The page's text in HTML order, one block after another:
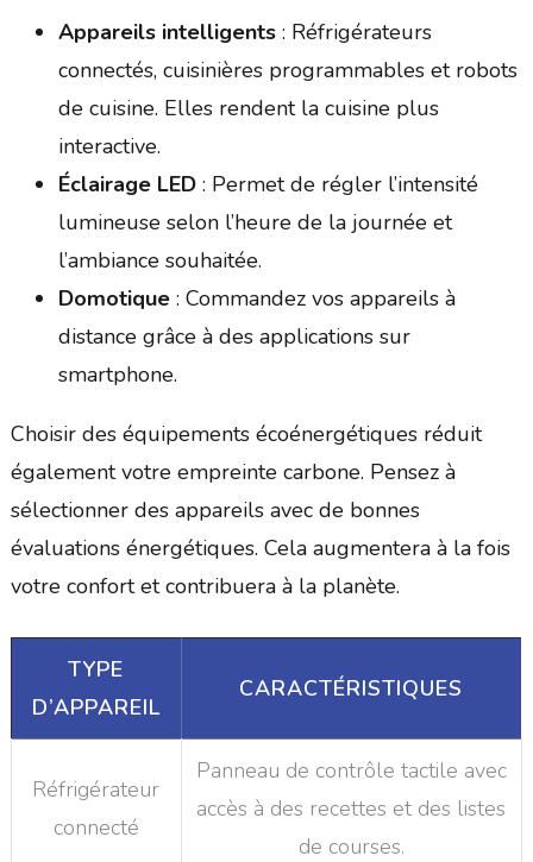
Appareils intelligents: Réfrigérateurs
connectés, cuisinières programmables et robots
de cuisine. Elles rendent la cuisine plus
interactive.
Éclairage LED: Permet de régler l’intensité
lumineuse selon l’heure de la journée et
l’ambiance souhaitée.
Domotique: Commandez vos appareils à
distance grâce à des applications sur
smartphone.
Choisir des équipements écoénergétiques réduit
également votre empreinte carbone. Pensez à
sélectionner des appareils avec de bonnes
évaluations énergétiques. Cela augmentera à la fois
votre confort et contribuera à la planète.
TYPE
D’APPAREIL
CARACTÉRISTIQUES
Réfrigérateur
connecté
Panneau de contrôle tactile avec
accès à des recettes et des listes
de courses.